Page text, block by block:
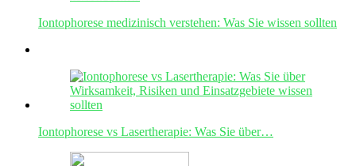
Iontophorese medizinisch verstehen: Was Sie wissen sollten
Iontophorese vs Lasertherapie: Was Sie über…